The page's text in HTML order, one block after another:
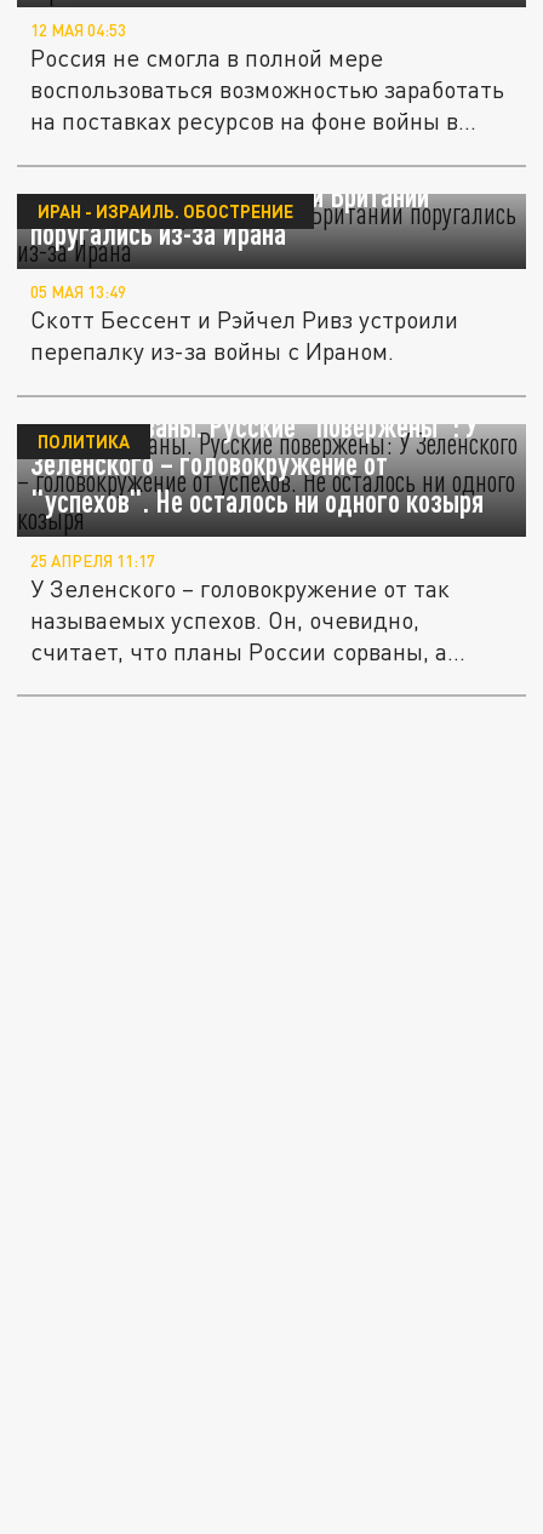
12 МАЯ 04:53
Россия не смогла в полной мере
воспользоваться возможностью заработать
на поставках ресурсов на фоне войны в...
FT: главы Минфинов США и Британии
поругались из-за Ирана
ИРАН - ИЗРАИЛЬ. ОБОСТРЕНИЕ
05 МАЯ 13:49
Скотт Бессент и Рэйчел Ривз устроили
перепалку из-за войны с Ираном.
Планы сорваны. Русские "повержены": У
Зеленского – головокружение от
"успехов". Не осталось ни одного козыря
ПОЛИТИКА
25 АПРЕЛЯ 11:17
У Зеленского – головокружение от так
называемых успехов. Он, очевидно,
считает, что планы России сорваны, а...